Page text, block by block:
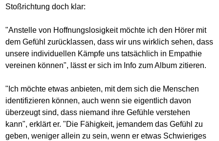
Stoßrichtung doch klar:
"Anstelle von Hoffnungslosigkeit möchte ich den Hörer mit
dem Gefühl zurücklassen, dass wir uns wirklich sehen, dass
unsere individuellen Kämpfe uns tatsächlich in Empathie
vereinen können", lässt er sich im Info zum Album zitieren.
"Ich möchte etwas anbieten, mit dem sich die Menschen
identifizieren können, auch wenn sie eigentlich davon
überzeugt sind, dass niemand ihre Gefühle verstehen
kann", erklärt er. "Die Fähigkeit, jemandem das Gefühl zu
geben, weniger allein zu sein, wenn er etwas Schwieriges